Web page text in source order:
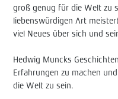
groß genug für die Welt zu
liebenswürdigen Art
viel Neues über sich und
Hedwig Muncks
Erfahrungen zu machen
die Welt zu sein.